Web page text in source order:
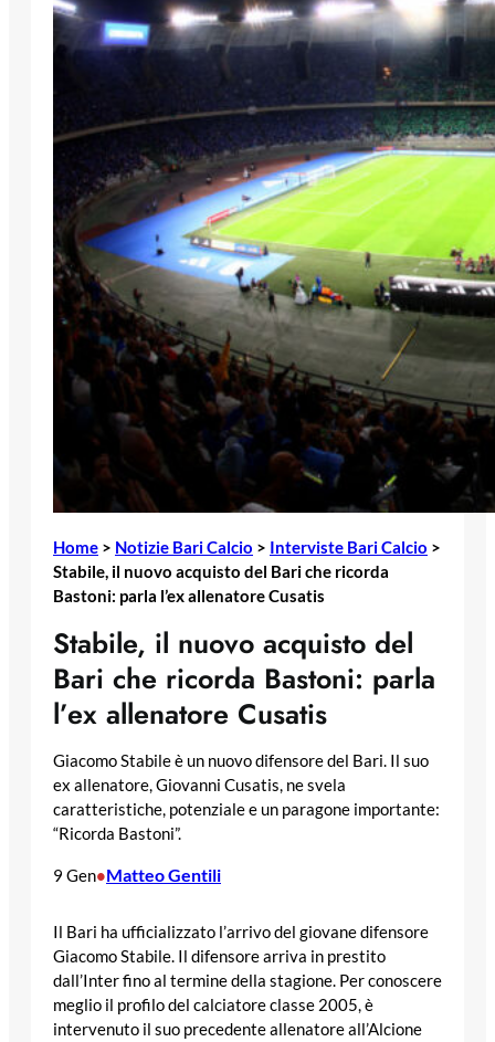
Home > Notizie Bari Calcio > Interviste Bari Calcio >
Stabile, il nuovo acquisto del Bari che ricorda
Bastoni: parla l’ex allenatore Cusatis
Stabile, il nuovo acquisto del
Bari che ricorda Bastoni: parla
l’ex allenatore Cusatis
Giacomo Stabile è un nuovo difensore del Bari. Il suo
ex allenatore, Giovanni Cusatis, ne svela
caratteristiche, potenziale e un paragone importante:
“Ricorda Bastoni”.
9 Gen•Matteo Gentili
Il Bari ha ufficializzato l’arrivo del giovane difensore
Giacomo Stabile. Il difensore arriva in prestito
dall’Inter fino al termine della stagione. Per conoscere
meglio il profilo del calciatore classe 2005, è
intervenuto il suo precedente allenatore all’Alcione